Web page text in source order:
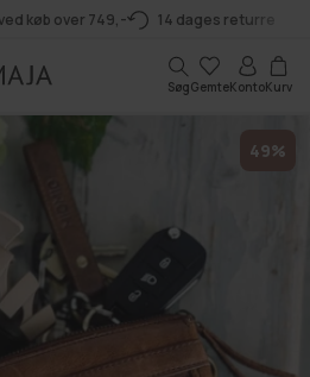
køb over 749,- 14 dages returret
SøgGemteKonto
Kurv
Kurv
49%